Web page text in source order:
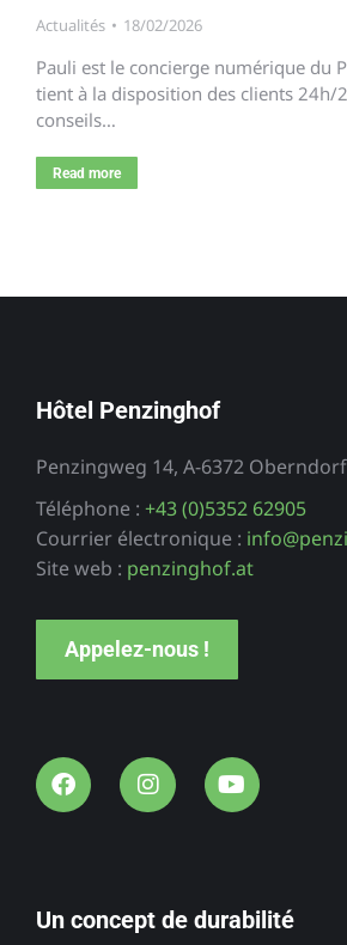
Actualités 18/02/2026
Pauli est le concierge numérique du
tient à la disposition des clients 24h/
conseils…
Read more
Hôtel Penzinghof
Penzingweg 14, A-6372
Téléphone : +43 (0)5352 62905
Courrier électronique :
Site web : penzinghof.at
Appelez-nous !
Un concept de durabilité